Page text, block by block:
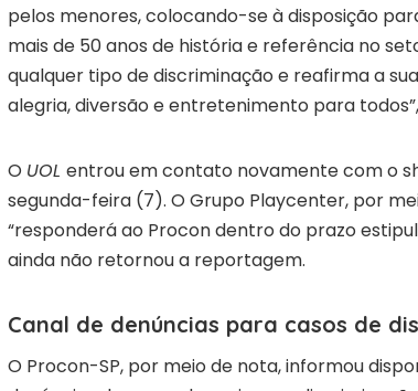
pelos menores, colocando-se à disposição
mais de 50 anos de história e referência no
qualquer tipo de discriminação e reafirma a
alegria, diversão e entretenimento para
O UOL entrou em contato novamente com o
segunda-feira (7). O Grupo Playcenter, por
“responderá ao Procon dentro do prazo
ainda não retornou a reportagem.
Canal de denúncias para casos de
O Procon-SP, por meio de nota, informou